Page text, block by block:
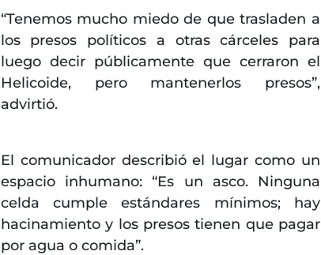
“Tenemos mucho miedo de que trasladen a
los presos políticos a otras cárceles para
luego decir públicamente que cerraron el
Helicoide, pero mantenerlos presos”,
advirtió.
El comunicador describió el lugar como un
espacio inhumano: “Es un asco. Ninguna
celda cumple estándares mínimos; hay
hacinamiento y los presos tienen que pagar
por agua o comida”.